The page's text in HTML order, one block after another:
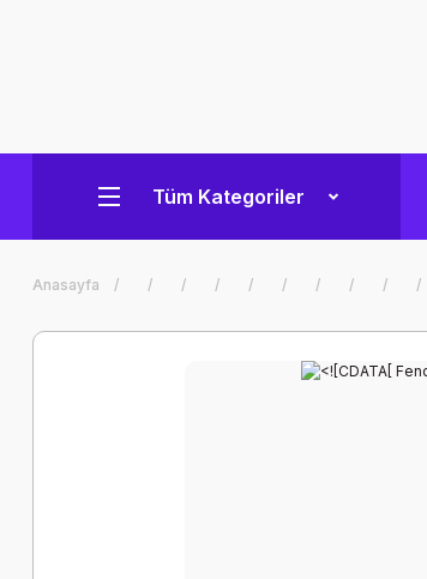
Tüm Kategoriler
Anasayfa